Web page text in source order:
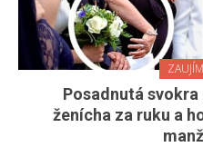
Posadnutá
ženícha za ruku a